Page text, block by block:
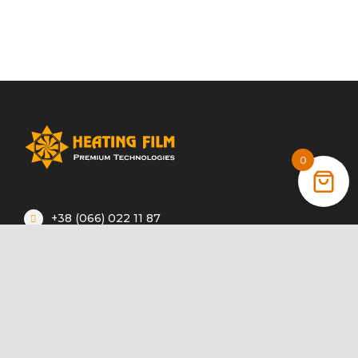
+38 (066) 022 11 87
0